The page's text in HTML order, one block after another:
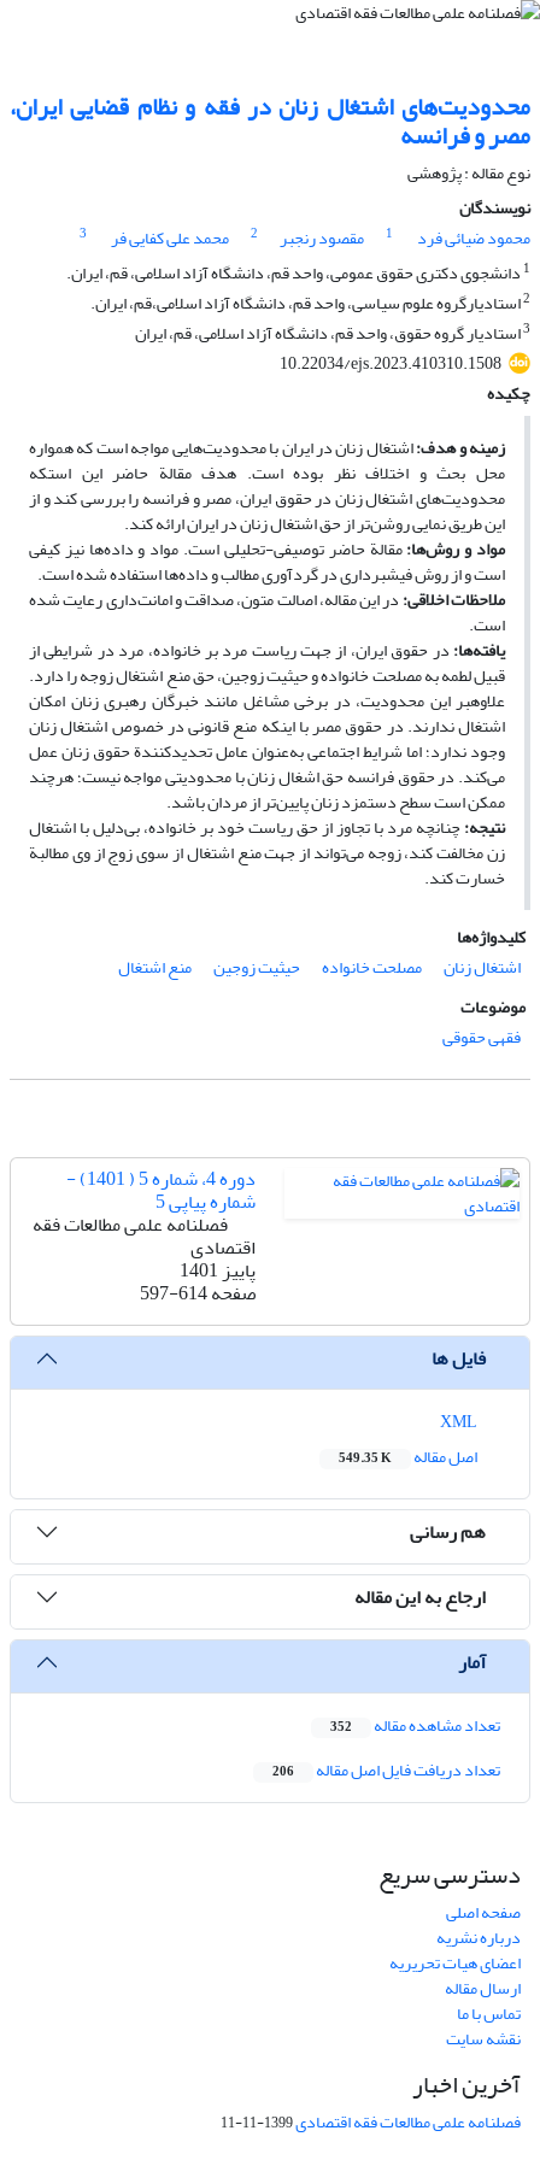
محدودیت‌های اشتغال زنان در فقه و نظام قضایی ایران،
مصر و فرانسه
نوع مقاله : پژوهشی
نویسندگان
محمود ضیائی فرد
1 مقصود رنجبر 2 محمد علی کفایی فر
3
1 دانشجوی دکتری حقوق عمومی، واحد قم، دانشگاه آزاد اسلامی، قم، ایران.
2استادیارگروه علوم سیاسی، واحد قم، دانشگاه آزاد اسلامی،قم، ایران.
3استادیار گروه حقوق، واحد قم، دانشگاه آزاد اسلامی، قم، ایران
10.22034/ejs.2023.410310.1508
چکیده
زمینه و هدف:اشتغال زنان در ایران با محدودیت‌هایی مواجه است که همواره
محل بحث و اختلاف ‌نظر بوده است. هدف مقالة حاضر این است­که
محدودیت‌های اشتغال زنان در حقوق ایران، مصر و فرانسه را بررسی کند و از
این طریق نمایی روشن‌تر از حق اشتغال زنان در ایران ارائه کند.
مواد و روش‌ها:مقالة حاضر توصیفی-تحلیلی است. مواد و داده‌ها نیز کیفی
است و از روش فیش­برداری در گردآوری مطالب و داده‌ها استفاده شده است.
ملاحظات اخلاقی:در این مقاله، اصالت متون، صداقت و امانت‌داری رعایت شده
است.
یافته‌ها:در حقوق ایران، از جهت ریاست مرد بر خانواده، مرد در شرایطی از
قبیل لطمه به مصلحت خانواده و حیثیت­ زوجین، حق منع اشتغال زوجه را دارد.
علاوه­بر این محدودیت، در برخی مشاغل مانند خبرگان رهبری زنان امکان
اشتغال ندارند. در حقوق مصر با اینکه منع قانونی در خصوص اشتغال زنان
وجود ندارد؛ اما شرایط اجتماعی به‌عنوان عامل تحدیدکنندة حقوق زنان عمل
می‌کند. در حقوق فرانسه حق اشغال زنان با محدودیتی مواجه نیست؛ هرچند
ممکن است سطح دستمزد زنان پایین‌تر از مردان باشد.
نتیجه:چنانچه مرد با تجاوز از حق ریاست خود بر خانواده، بی‌دلیل با اشتغال
زن مخالفت کند، زوجه می‌تواند از جهت منع اشتغال از سوی زوج از وی مطالبة
خسارت کند.
کلیدواژه‌ها
اشتغال زنان
مصلحت خانواده حیثیت زوجین
منع اشتغال
موضوعات
فقهی حقوقی
دوره 4، شماره 5 ( 1401) -
شماره پیاپی 5
فصلنامه علمی مطالعات فقه
اقتصادی
پاییز 1401
صفحه597-614
فایل ها
اصل مقاله
549.35 K
هم رسانی
ارجاع به این مقاله
آمار
تعداد مشاهده مقاله 352
تعداد دریافت فایل اصل مقاله 206
دسترسی سریع
صفحه اصلی
درباره نشریه
اعضای هیات تحریریه
ارسال مقاله
تماس با ما
نقشه سایت
آخرین اخبار
فصلنامه علمی مطالعات فقه اقتصادی1399-11-11